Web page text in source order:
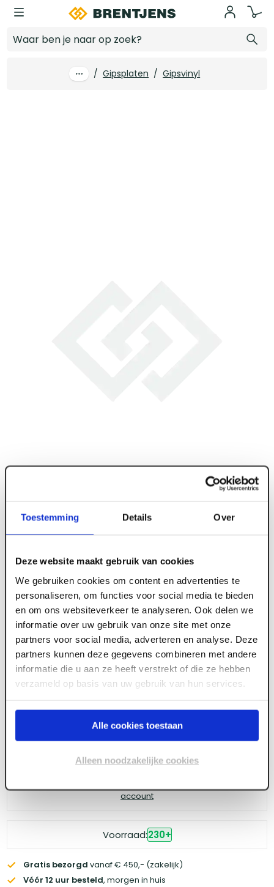
Toestemming Details Over
Deze website maakt gebruik van cookies
We gebruiken cookies om content en advertenties te
personaliseren, om functies voor social media te bieden
en om ons websiteverkeer te analyseren. Ook delen we
informatie over uw gebruik van onze site met onze
partners voor social media, adverteren en analyse. Deze
partners kunnen deze gegevens combineren met andere
informatie die u aan ze heeft verstrekt of die ze hebben
verzameld op basis van uw gebruik van hun services.
Alle cookies toestaan
Alleen noodzakelijke cookies
Ga naar hoofdinhoud
/ Gipsplaten / Gipsvinyl
ART006535
1200 x 600 mm Gips Vinyl Wit +Alu (6 st/pk)
Meld je aan of maak een account aan om toegang
te krijgen tot de prijzen.
account
Voorraad:230+
Gratis bezorgd vanaf € 450,- (zakelijk)
Vóór 12 uur besteld, morgen in huis
Log in voor prijzen